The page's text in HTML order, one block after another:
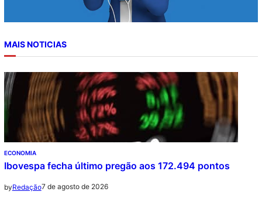
MAIS NOTICIAS
ECONOMIA
Ibovespa fecha último pregão aos 172.494 pontos
byRedação7 de agosto de 2026